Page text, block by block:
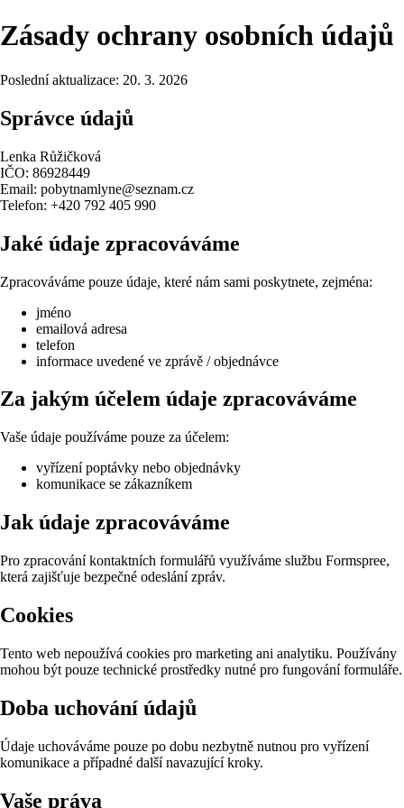
Zásady ochrany osobních údajů
Poslední aktualizace: 20. 3. 2026
Správce údajů
Lenka Růžičková
IČO: 86928449
Email: pobytnamlyne@seznam.cz
Telefon: +420 792 405 990
Jaké údaje zpracováváme
Zpracováváme pouze údaje, které nám sami poskytnete, zejména:
jméno
emailová adresa
telefon
informace uvedené ve zprávě / objednávce
Za jakým účelem údaje zpracováváme
Vaše údaje používáme pouze za účelem:
vyřízení poptávky nebo objednávky
komunikace se zákazníkem
Jak údaje zpracováváme
Pro zpracování kontaktních formulářů využíváme službu Formspree,
která zajišťuje bezpečné odeslání zpráv.
Cookies
Tento web nepoužívá cookies pro marketing ani analytiku. Používány
mohou být pouze technické prostředky nutné pro fungování formuláře.
Doba uchování údajů
Údaje uchováváme pouze po dobu nezbytně nutnou pro vyřízení
komunikace a případné další navazující kroky.
Vaše práva